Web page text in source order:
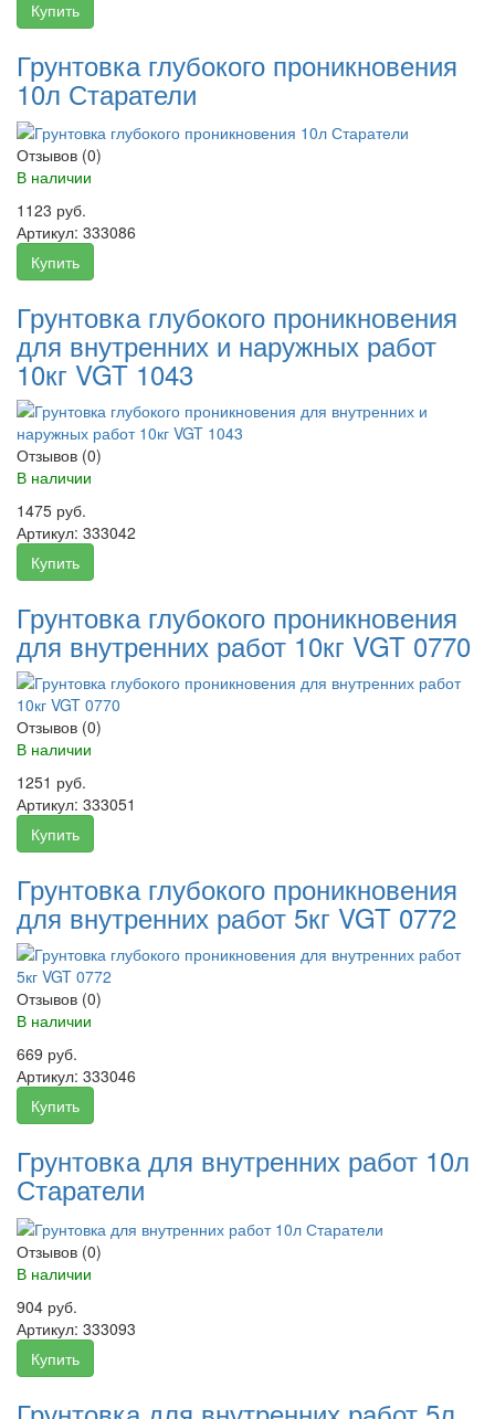
Купить
Грунтовка глубокого проникновения
10л Старатели
Отзывов (0)
В наличии
1123 руб.
Артикул: 333086
Купить
Грунтовка глубокого проникновения
для внутренних и наружных работ
10кг VGT 1043
Отзывов (0)
В наличии
1475 руб.
Артикул: 333042
Купить
Грунтовка глубокого проникновения
для внутренних работ 10кг VGT 0770
Отзывов (0)
В наличии
1251 руб.
Артикул: 333051
Купить
Грунтовка глубокого проникновения
для внутренних работ 5кг VGT 0772
Отзывов (0)
В наличии
669 руб.
Артикул: 333046
Купить
Грунтовка для внутренних работ 10л
Старатели
Отзывов (0)
В наличии
904 руб.
Артикул: 333093
Купить